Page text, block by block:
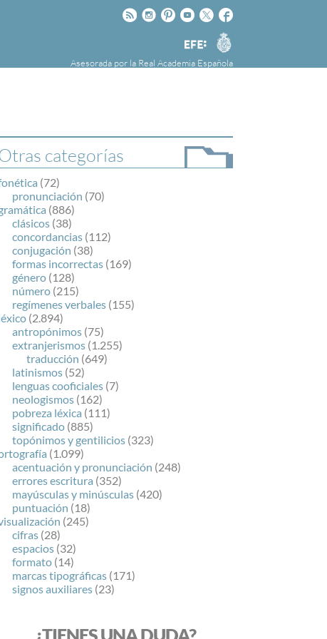
Facebook
Twitter
Youtube
Pinteres
Instagram
Rss
Agencia
EFE
Asesorada por la Real Academia Española
la Agencia Efe y la Real Academia Española,
cuyo objetivo es colaborar con el buen uso del
español en los medios de comunicación y en
Internet.
categorías
(72)
pronunciación (70)
(886)
clásicos (38)
concordancias (112)
conjugación (38)
formas incorrectas (169)
género (128)
número (215)
regímenes verbales (155)
(2.894)
antropónimos (75)
extranjerismos (1.255)
traducción (649)
latinismos (52)
lenguas cooficiales (7)
neologismos (162)
pobreza léxica (111)
significado (885)
topónimos y gentilicios (323)
(1.099)
acentuación y pronunciación (248)
errores escritura (352)
mayúsculas y minúsculas (420)
puntuación (18)
(245)
cifras (28)
espacios (32)
formato (14)
marcas tipográficas (171)
signos auxiliares (23)
¿TIENES UNA DUDA?